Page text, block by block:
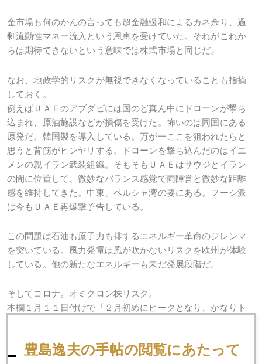
金市場も何のかんの言っても超金融緩和によるカネ余り、過
剰流動性マネー流入という恩恵を受けていた。それがこれか
らは期待できないという意味では株式市場と同じだ。
なお、地政学的リスクが無視できなくなっていることも指摘
しておく。
例えばＵＡＥのアブダビには国のど真ん中にドローンが撃ち
込まれ、原油施設などが損傷を受けた。怖いのは同国にある
原発だ。韓国製を導入している。万が一ここを狙われたらと
思うと背筋がヒンヤリする。ドローンを撃ち込んだのはイエ
メンの親イラン武装組織。そもそもＵＡＥはサウジとイラン
の間に位置して、微妙なバランス感覚で両陣営と微妙な距離
感を維持してきた。中東、ペルシャ湾の要にある。フーシ派
は今もＵＡＥ再爆撃予告している。
この問題は石油も原子力も排するエネルギー革命のジレンマ
を突いている。風力発電は風が吹かないリスクを欧州が体験
している。他の新たなエネルギーも未だ発展段階だ。
そしてコロナ。オミクロン株リスク。
本欄１月１１日付けで「２月初めにピークとなり、かなりト
展開になりそうな感じだ。
豊島逸夫の手帖の閲覧にあたって